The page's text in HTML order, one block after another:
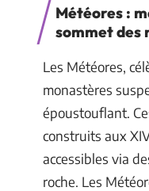
Météores :
sommet des
Les Météores,
monastères
époustouflant.
construits aux
accessibles via
roche. Les